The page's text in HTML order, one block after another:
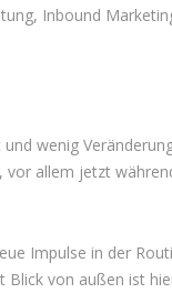
Inbound
wenig
allem jetzt
Impulse in der
von außen ist